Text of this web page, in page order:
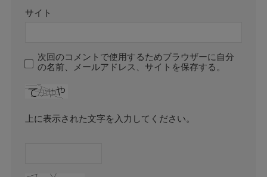
サイト
次回のコメントで使用するためブラウザーに自分
の名前、メールアドレス、サイトを保存する。
上に表示された文字を入力してください。